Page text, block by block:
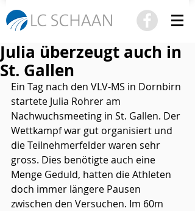
Julia überzeugt auch in
St. Gallen
Ein Tag nach den VLV-MS in Dornbirn
startete Julia Rohrer am
Nachwuchsmeeting in St. Gallen. Der
Wettkampf war gut organisiert und
die Teilnehmerfelder waren sehr
gross. Dies benötigte auch eine
Menge Geduld, hatten die Athleten
doch immer längere Pausen
zwischen den Versuchen. Im 60m